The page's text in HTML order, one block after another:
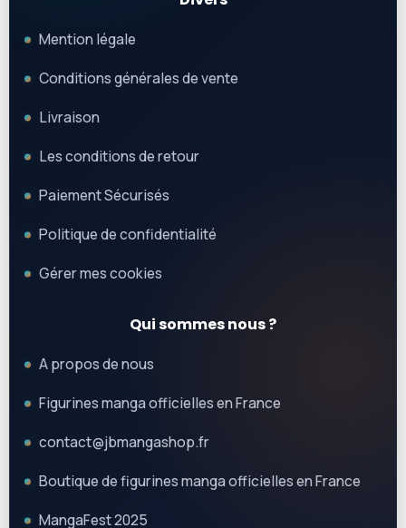
Mention légale
Conditions générales de vente
Livraison
Les conditions de retour
Paiement Sécurisés
Politique de confidentialité
Gérer mes cookies
Qui sommes nous ?
A propos de nous
Figurines manga officielles en France
contact@jbmangashop.fr
Boutique de figurines manga officielles en France
MangaFest 2025